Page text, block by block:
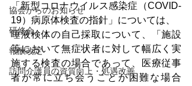
協会からのお知らせ
研修会
報酬改定
訪問介護員の資質向上・処遇改善
「新型コロナウイルス感染症（COVID-
19）病原体検査の指針」については、
唾液検体の自己採取について、「施設
等において無症状者に対して幅広く実
施する検査の場合であって、医療従事
者が常に立ち会うことが困難な場合